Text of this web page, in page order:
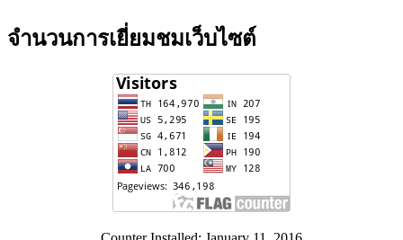
จำนวนการเยี่ยมชมเว็บไซต์